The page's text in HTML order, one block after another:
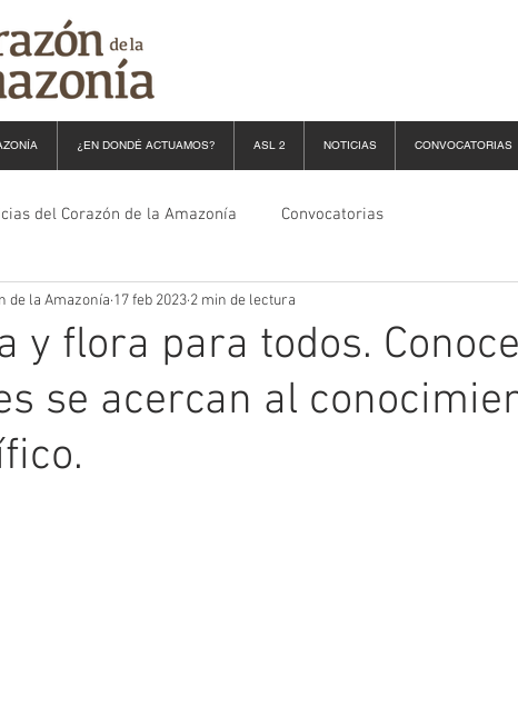
del Corazón de la Amazonía Convocatorias
y flora para todos.
se acercan al
de la Amazonía 17 feb 2023 2 min de lectura
¿EN DONDÉ ACTUAMOS? ASL 2 NOTICIAS CONVOCATORIAS